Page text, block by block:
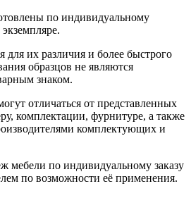
по индивидуальному
их различия и более быстрого
образцов не являются
знаком.
отличаться от представленных
комплектации, фурнитуре, а также
комплектующих и
мебели по индивидуальному заказу
по возможности её применения.